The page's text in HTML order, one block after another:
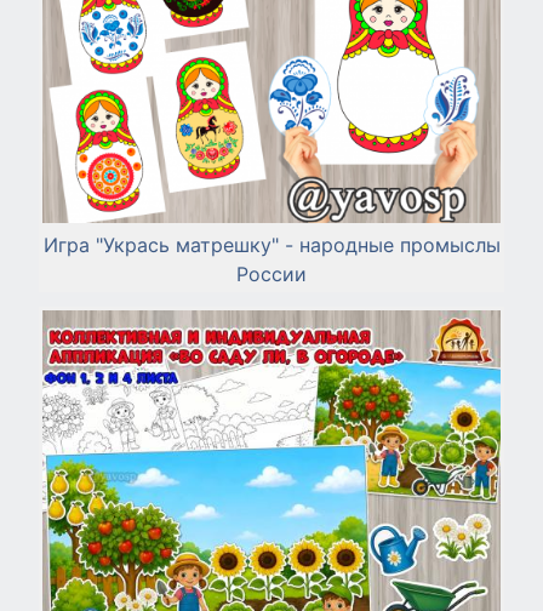
Игра "Укрась матрешку" - народные промыслы
России